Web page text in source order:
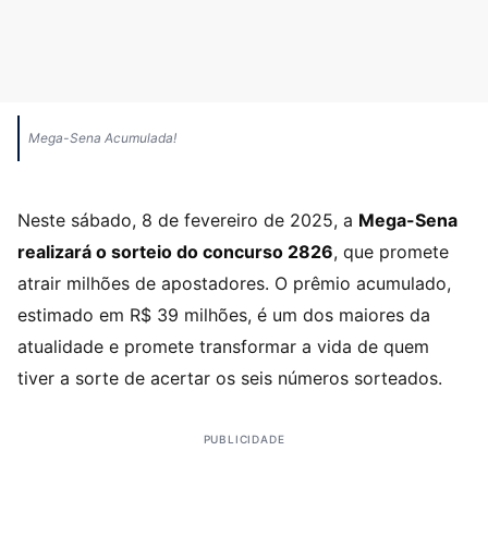
Mega-Sena Acumulada!
Neste sábado, 8 de fevereiro de 2025, a Mega-Sena
realizará o sorteio do concurso 2826, que promete
atrair milhões de apostadores. O prêmio acumulado,
estimado em R$ 39 milhões, é um dos maiores da
atualidade e promete transformar a vida de quem
tiver a sorte de acertar os seis números sorteados.
PUBLICIDADE